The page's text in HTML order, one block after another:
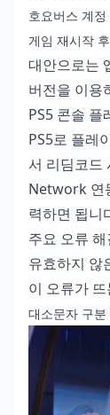
호요버스 계
게임 재시작
대안으로는
버전을 이용
PS5 콘솔 플
PS5로 플레
서 리딤코드
Network 연
력하면 됩니
주요 오류 해
유효하지 않
이 오류가
대소문자 구